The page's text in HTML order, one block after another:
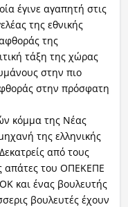
έγινε αγαπητή στις
της εθνικής
της
τάξη της χώρας
στην πιο
στην πρόσφατη
κόμμα της Νέας
της ελληνικής
από τους
απάτες του ΟΠΕΚΕΠΕ
και ένας βουλευτής
βουλευτές έχουν